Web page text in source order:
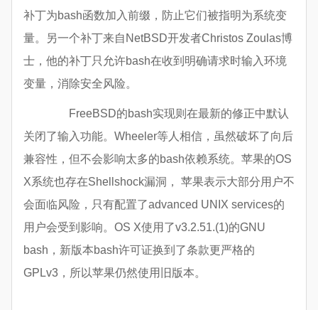
补丁为bash函数加入前缀，防止它们被指明为系统变
量。另一个补丁来自NetBSD开发者Christos Zoulas博
士，他的补丁只允许bash在收到明确请求时输入环境
变量，消除安全风险。
FreeBSD的bash实现则在最新的修正中默认
关闭了输入功能。Wheeler等人相信，虽然破坏了向后
兼容性，但不会影响太多的bash依赖系统。苹果的OS
X系统也存在Shellshock漏洞， 苹果表示大部分用户不
会面临风险，只有配置了advanced UNIX services的
用户会受到影响。OS X使用了v3.2.51.(1)的GNU
bash，新版本bash许可证换到了条款更严格的
GPLv3，所以苹果仍然使用旧版本。